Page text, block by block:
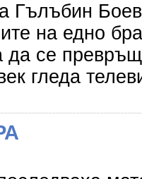
Гълъбин
на едно
да се
гледа